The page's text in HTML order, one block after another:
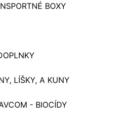
BOXY
LÍŠKY, A KUNY
- BIOCÍDY